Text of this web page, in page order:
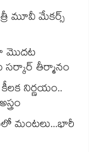
మూవీ మేకర్స్
మొదట
తీర్మానం
కీలక నిర్ణయం..
మంటలు...భారీ